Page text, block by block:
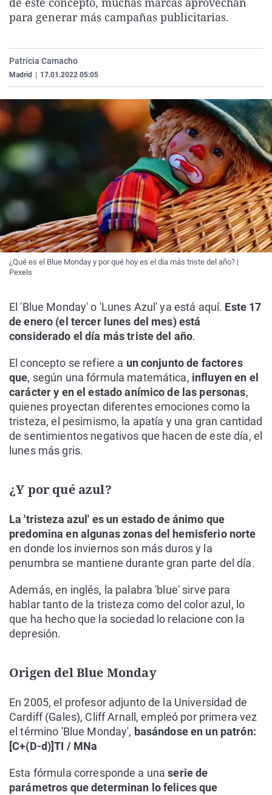
La rosa de los vientos
Como el perro y el
Caso
Equipo de
Extremadura
La Rioja
Virales
Elecciones
para generar más campañas publicitarias.
Patricia Camacho
Madrid 17.01.2022 05:05
¿Qué es el Blue Monday y por qué hoy es el día más triste del año? |
Pexels
El 'Blue Monday' o 'Lunes Azul' ya está aquí. Este 17
de enero (el tercer lunes del mes) está
considerado el día más triste del año.
El concepto se refiere a un conjunto de factores
que, según una fórmula matemática, influyen en el
carácter y en el estado anímico de las personas,
quienes proyectan diferentes emociones como la
tristeza, el pesimismo, la apatía y una gran cantidad
de sentimientos negativos que hacen de este día, el
lunes más gris.
¿Y por qué azul?
La 'tristeza azul' es un estado de ánimo que
predomina en algunas zonas del hemisferio norte
en donde los inviernos son más duros y la
penumbra se mantiene durante gran parte del día.
Además, en inglés, la palabra 'blue' sirve para
hablar tanto de la tristeza como del color azul, lo
que ha hecho que la sociedad lo relacione con la
depresión.
Origen del Blue Monday
En 2005, el profesor adjunto de la Universidad de
Cardiff (Gales), Cliff Arnall, empleó por primera vez
el término 'Blue Monday', basándose en un patrón:
[C+(D-d)]TI / MNa
Esta fórmula corresponde a unaserie de
parámetros que determinan lo felices que